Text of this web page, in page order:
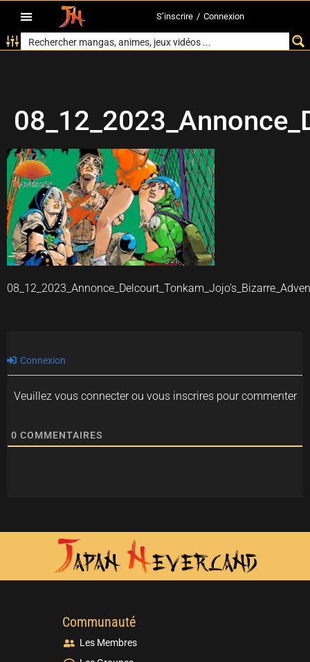
S’inscrire / Connexion
Connexion
Veuillez vous connecter ou vous inscrires pour commenter
0 COMMENTAIRES
Communauté
Les Membres